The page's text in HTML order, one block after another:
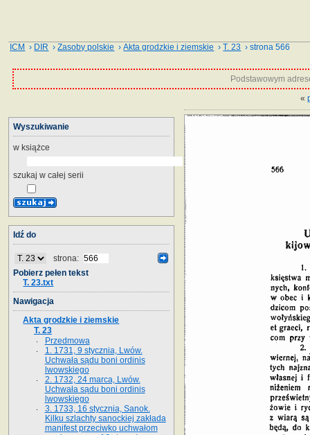
ICM › DIR ›Zasoby polskie ›Akta grodzkie i ziemskie ›T. 23 › strona 566
Podstawowym
«
Wyszukiwanie
w książce
szukaj w całej serii
Idź do
strona:
Pobierz pełen tekst
T. 23.txt
Nawigacja
Akta grodzkie i ziemskie
T. 23
Przedmowa
1. 1731, 9 stycznia, Lwów.
Uchwała sądu boni ordinis
lwowskiego
2. 1732, 24 marca, Lwów.
Uchwała sądu boni ordinis
lwowskiego
3. 1733, 16 stycznia, Sanok.
Kilku szlachty sanockiej zakłada
manifest przeciwko uchwałom